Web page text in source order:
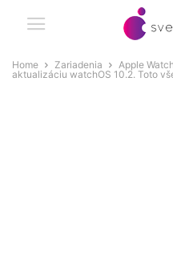
Home Zariadenia Apple Watch
aktualizáciu watchOS 10.2. Toto